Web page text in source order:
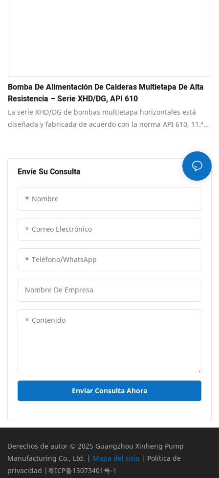
Envíe Su Consulta
Nombre
Correo Electrónico
Teléfono/WhatsApp
Nombre De Empresa
Contenido
Enviar Consulta Ahora
Bomba De Alimentación De Calderas Multietapa De Alta
Resistencia – Serie XHD/DG, API 610
La serie XHD/DG de bombas multietapa horizontales está
diseñada y fabricada de acuerdo con la norma API 610, 11.ª
con los requisitos de diseño de las ediciones 8.ª, 9.ª y 10.ª.
Cumplen con las normas API 610 y tienen estructuras BB4 y
BB5.
Derechos de autor © 2025 Guangzhou Xinheng Pump
Manufacturing Co., Ltd. | Mapa del sitio | Política de
privacidad |粤ICP备13073401号-1